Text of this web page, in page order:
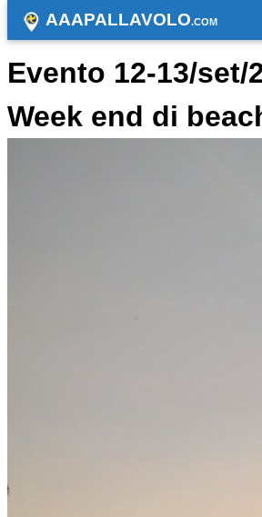
AAAPALLAVOLO.COM
Evento 12-13/set/
Week end di